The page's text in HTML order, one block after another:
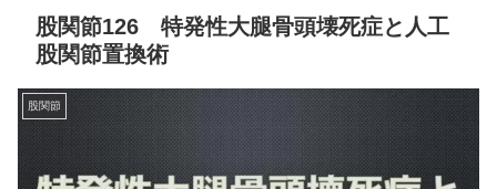
股関節126 特発性大腿骨頭壊死症と人工
股関節置換術
股関節